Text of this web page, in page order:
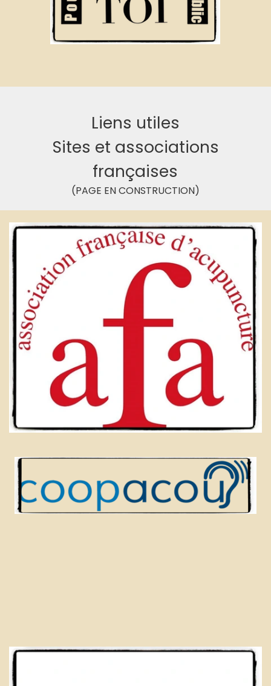
Liens utiles
Sites et associations
françaises
(PAGE EN CONSTRUCTION)